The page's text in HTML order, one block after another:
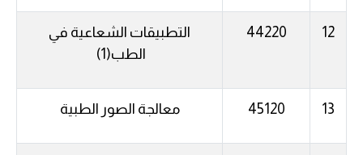
12
44220 التطبيقات الشعاعية في
الطب(1)
13
45120 معالجة الصور الطبية